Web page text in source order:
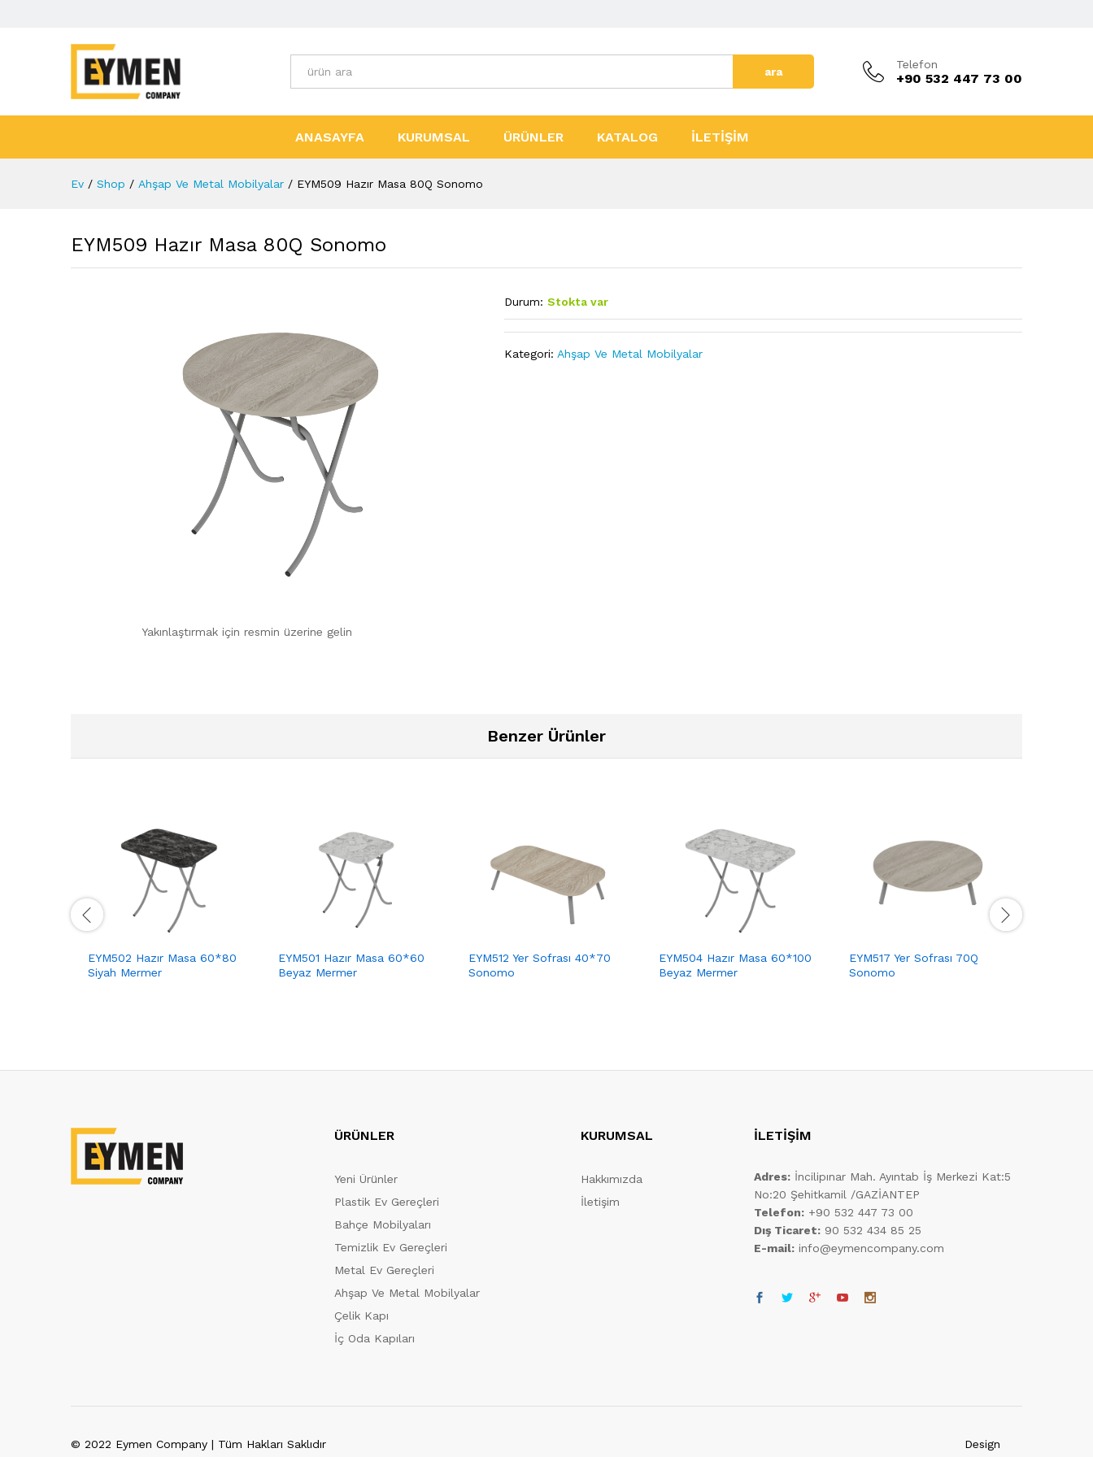
Tüm Kategoriler ara
Telefon
+90 532 447 73 00
ANASAYFA KURUMSAL ÜRÜNLER KATALOG İLETİŞİM
Ev / Shop / Ahşap Ve Metal Mobilyalar / EYM509 Hazır Masa 80Q Sonomo
EYM509 Hazır Masa 80Q Sonomo
Yakınlaştırmak için resmin üzerine gelin
Durum: Stokta var
Kategori:Ahşap Ve Metal Mobilyalar
Benzer Ürünler
EYM502 Hazır Masa 60*80
Siyah Mermer
EYM501 Hazır Masa 60*60
Beyaz Mermer
EYM512 Yer Sofrası 40*70
Sonomo
EYM504 Hazır Masa 60*100
Beyaz Mermer
EYM517 Yer Sofrası 70Q
Sonomo
ÜRÜNLER
Yeni Ürünler
Plastik Ev Gereçleri
Bahçe Mobilyaları
Temizlik Ev Gereçleri
Metal Ev Gereçleri
Ahşap Ve Metal Mobilyalar
Çelik Kapı
İç Oda Kapıları
KURUMSAL
Hakkımızda
İletişim
İLETİŞİM
Adres: İncilipınar Mah. Ayıntab İş Merkezi Kat:5
No:20 Şehitkamil /GAZİANTEP
Telefon: +90 532 447 73 00
Dış Ticaret: 90 532 434 85 25
E-mail: info@eymencompany.com
© 2022 Eymen Company | Tüm Hakları Saklıdır Design